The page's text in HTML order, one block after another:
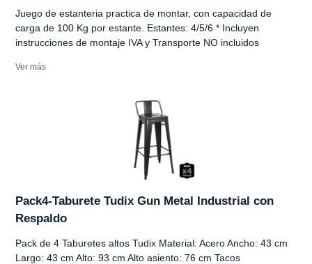
Juego de estanteria practica de montar, con capacidad de
carga de 100 Kg por estante. Estantes: 4/5/6 * Incluyen
instrucciones de montaje IVA y Transporte NO incluidos
Ver más
Pack4-Taburete Tudix Gun Metal Industrial con
Respaldo
Pack de 4 Taburetes altos Tudix Material: Acero Ancho: 43 cm
Largo: 43 cm Alto: 93 cm Alto asiento: 76 cm Tacos